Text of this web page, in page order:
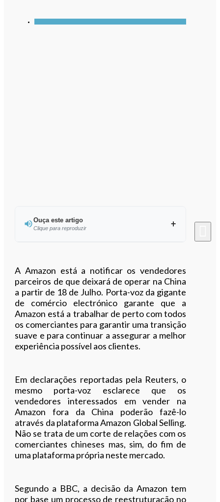
Ouça este artigo
Clique para reproduzir
A Amazon está a notificar os vendedores
parceiros de que deixará de operar na China
a partir de 18 de Julho. Porta-voz da gigante
de comércio electrónico garante que a
Amazon está a trabalhar de perto com todos
os comerciantes para garantir uma transição
suave e para continuar a assegurar a melhor
experiência possível aos clientes.
Em declarações reportadas pela Reuters, o
mesmo porta-voz esclarece que os
vendedores interessados em vender na
Amazon fora da China poderão fazê-lo
através da plataforma Amazon Global Selling.
Não se trata de um corte de relações com os
comerciantes chineses mas, sim, do fim de
uma plataforma própria neste mercado.
Segundo a BBC, a decisão da Amazon tem
por base um processo de reestruturação no